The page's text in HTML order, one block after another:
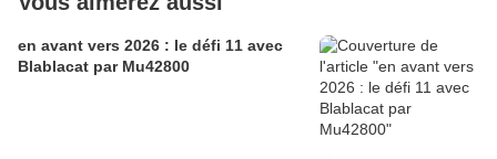
en avant vers 2026 : le défi 11 avec
Blablacat par Mu42800